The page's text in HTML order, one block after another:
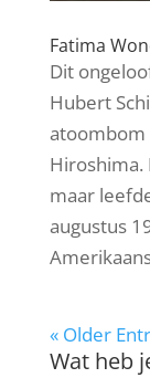
Fatima
Dit
Hubert
atoombom
Hiroshima.
maar
augustus
« Older
Wat heb